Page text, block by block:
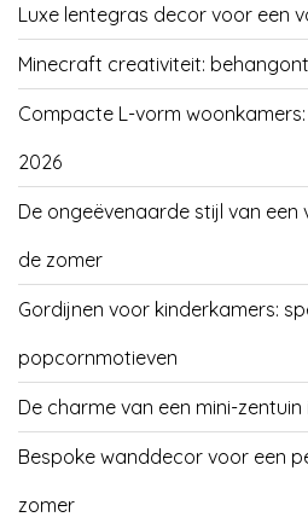
Luxe lentegras decor voor een
Minecraft creativiteit:
Compacte L-vorm
2026
De ongeëvenaarde stijl van
de zomer
Gordijnen voor kinderkamers:
popcornmotieven
De charme van een mini-
Bespoke wanddecor voor een
zomer